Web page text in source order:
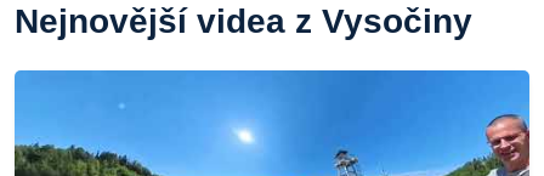
Nejnovější videa z Vysočiny